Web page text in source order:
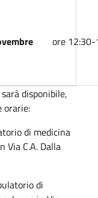
ore 12:30-
disponibile,
orarie:
di medicina
Via C.A. Dalla
di